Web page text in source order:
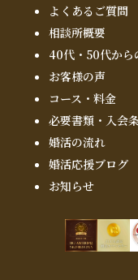
よくあるご質問
相談所概要
40代・50代から
お客様の声
コース・料金
必要書類・入会
婚活の流れ
婚活応援ブログ
お知らせ